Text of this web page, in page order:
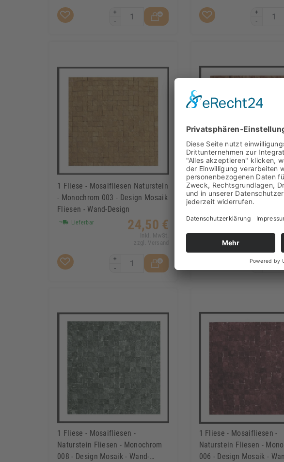
+
-
+
-
1 Fliese - Mosaifliesen Naturstein
- Monochrom 003 - Design Mosaik
Fliesen - Wand-Design
Lieferbar 24,50 €
Inkl. MwSt.
zzgl. Versand
+
-
1 Fliese - Mosaifliesen
- Monochrom 005 -
Lieferbar
+
1 Fliese - Mosaifliesen -
Naturstein Fliesen - Monochrom
008 - Design Mosaik - Wand-
1 Fliese - Mosaifliesen -
Naturstein Fliesen -
006 - Design Mosaik -